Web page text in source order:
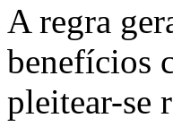
A regra
benefícios
pleitear-se